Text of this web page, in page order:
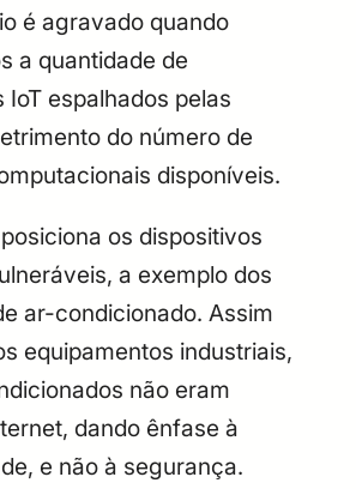
é agravado quando
a quantidade de
IoT espalhados pelas
do número de
disponíveis.
os dispositivos
a exemplo dos
ar-condicionado. Assim
equipamentos industriais,
não eram
dando ênfase à
e não à segurança.